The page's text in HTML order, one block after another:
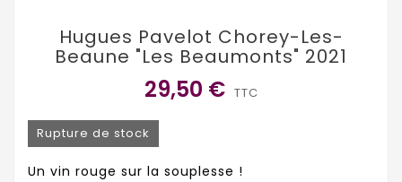
Hugues Pavelot Chorey-Les-
Beaune "Les Beaumonts" 2021
29,50 € TTC
Rupture de stock
Un vin rouge sur la souplesse !